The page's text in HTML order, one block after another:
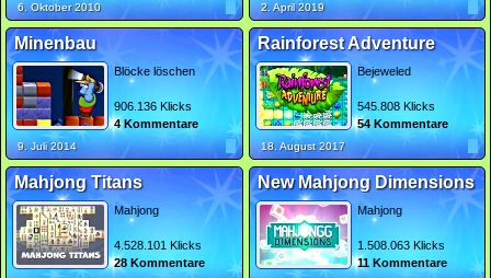
6. Oktober 2010 2. April 2019
Minenbau
Blöcke löschen
906.136 Klicks
4 Kommentare
9. Juli 2014
Rainforest Adventure
Bejeweled
545.808 Klicks
54 Kommentare
18. August 2017
Mahjong Titans
Mahjong
4.528.101 Klicks
28 Kommentare
New Mahjong Dimensions
Mahjong
1.508.063 Klicks
11 Kommentare